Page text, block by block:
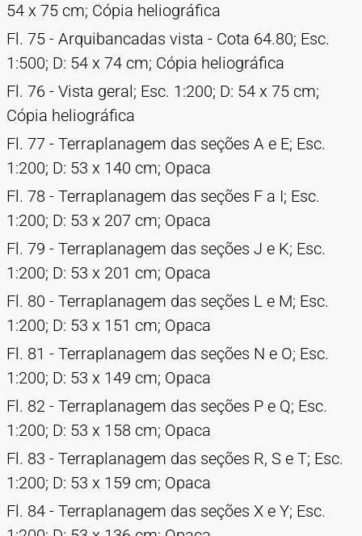
54 x 75 cm; Cópia heliográfica
Fl. 75 - Arquibancadas vista - Cota 64.80; Esc.
1:500; D: 54 x 74 cm; Cópia heliográfica
Fl. 76 - Vista geral; Esc. 1:200; D: 54 x 75 cm;
Cópia heliográfica
Fl. 77 - Terraplanagem das seções A e E; Esc.
1:200; D: 53 x 140 cm; Opaca
Fl. 78 - Terraplanagem das seções F a I; Esc.
1:200; D: 53 x 207 cm; Opaca
Fl. 79 - Terraplanagem das seções J e K; Esc.
1:200; D: 53 x 201 cm; Opaca
Fl. 80 - Terraplanagem das seções L e M; Esc.
1:200; D: 53 x 151 cm; Opaca
Fl. 81 - Terraplanagem das seções N e O; Esc.
1:200; D: 53 x 149 cm; Opaca
Fl. 82 - Terraplanagem das seções P e Q; Esc.
1:200; D: 53 x 158 cm; Opaca
Fl. 83 - Terraplanagem das seções R, S e T; Esc.
1:200; D: 53 x 159 cm; Opaca
Fl. 84 - Terraplanagem das seções X e Y; Esc.